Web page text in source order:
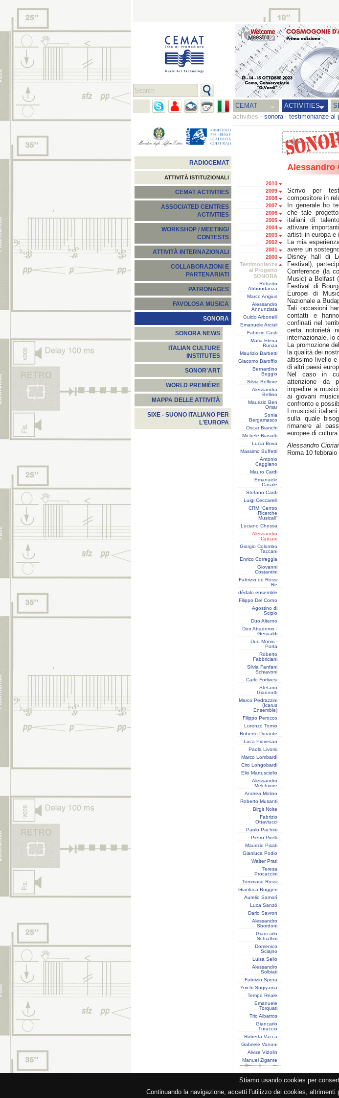
Stiamo usando cookies per
Continuando la navigazione, accetti l'utilizzo dei cookies, altrimenti
CEMAT ACTIVITIES
activities - sonora- testimonianze al
RADIOCEMAT
ATTIVITÀ ISTITUZIONALI
CEMAT ACTIVITIES
ASSOCIATED CENTRES
ACTIVITIES
WORKSHOP / MEETING/
CONTESTS
ATTIVITÀ INTERNAZIONALI
COLLABORAZIONI E
PARTENARIATI
PATRONAGES
FAVOLOSA MUSICA
SONORA
SONORA NEWS
ITALIAN CULTURE
INSTITUTES
SONOR'ART
WORLD PREMIÈRE
MAPPA DELLE ATTIVITÀ
SIXE - SUONO ITALIANO PER
L'EUROPA
2010
2009
2008
2007
2006
2005
2004
2003
2002
2001
2000
Testimonianze
al Progetto
SONORA
Roberto
Abbondanza
Marco Angius
Alessandro
Annunziata
Guido Arbonelli
Emanuele Arciuli
Fabrizio Casti
Maria Elena
Runza
Maurizio Barbetti
Giacomo Baroffio
Bernardino
Beggio
Silvia Belfiore
Alessandra
Bellino
Maurizio Ben
Omar
Sonia
Bergamasco
Oscar Bianchi
Michele Biasutti
Lucia Bova
Massimo Buffetti
Antonio
Caggiano
Mauro Cardi
Emanuele
Casale
Stefano Cardi
Luigi Ceccarelli
CRM “Centro
Ricerche
Musicali”
Luciano Chessa
Alessandro
Cipriani
Giorgio Colombo
Taccani
Enrico Correggia
Giovanni
Costantini
Fabrizio de Rossi
Re
dèdalo ensemble
Filippo Del Corno
Agostino di
Scipio
Duo Alterno
Duo Attademo -
Gesualdi
Duo Morini -
Porta
Roberto
Fabbriciani
Silvia Fanfani
Schiavoni
Carlo Forlivesi
Stefano
Giannotti
Marco Pedrazzini
(Icarus
Ensemble)
Filippo Perocco
Lorenzo Tomio
Roberto Durante
Luca Piovesan
Paola Livorsi
Marco Lombardi
Ciro Longobardi
Elio Martusciello
Alessandro
Melchiorre
Andrea Molino
Roberto Musanti
Birgit Nolte
Fabrizio
Ottaviucci
Paolo Pachini
Pietro Pirelli
Maurizio Pisati
Gianluca Podio
Walter Prati
Teresa
Procaccini
Tommaso Rossi
Gianluca Ruggeri
Aurelio Samorì
Luca Sanzò
Dario Savron
Alessandro
Sbordoni
Giancarlo
Schiaffini
Domenico
Sciajno
Luisa Sello
Alessandro
Solbiati
Fabrizio Spera
Yoichi Sugiyama
Tempo Reale
Emanuele
Torquati
Trio Albatros
Giancarlo
Turaccio
Roberta Vacca
Gabriele Vanoni
Alvise Vidolin
Manuel Zigante
Alessandro
Scrivo per
compositore in
In generale ho
che tale
italiani di
attivare
artisti in europa e
La mia
avere un
Disney hall di
Festival),
Conference (la
Music) a Belfast
Festival di
Europei di
Nazionale a
Tali occasioni
contatti e
confinati nel
certa notorietà
internazionale, lo
La promozione
la qualità dei
altissimo livello
di altri paesi
Nel caso in
attenzione da
impedire a
ai giovani
confronto e
I musicisti
sulla quale
rimanere al
europee di
Alessandro
Roma 10 febbraio
- PI